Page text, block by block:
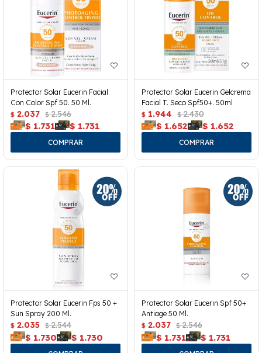
Protector Solar Eucerin Facial
Con Color Spf 50. 50 Ml.
$ 2.037 $ 2.546
$ 1.731 $ 1.731
Protector Solar Eucerin Gelcrema
Facial T. Seco Spf50+. 50ml
$ 1.944 $ 2.430
$ 1.652 $ 1.652
Protector Solar Eucerin Fps 50 +
Sun Spray 200 Ml.
$ 2.035 $ 2.544
$ 1.730 $ 1.730
Protector Solar Eucerin Spf 50+
Antiage 50 Ml.
$ 2.037 $ 2.546
$ 1.731 $ 1.731